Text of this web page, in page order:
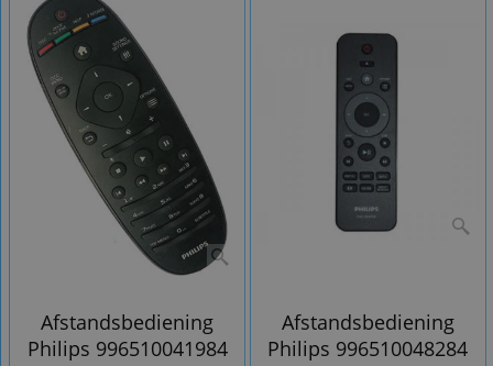
Afstandsbediening
Philips 996510041984
Afstandsbediening
Philips 996510048284